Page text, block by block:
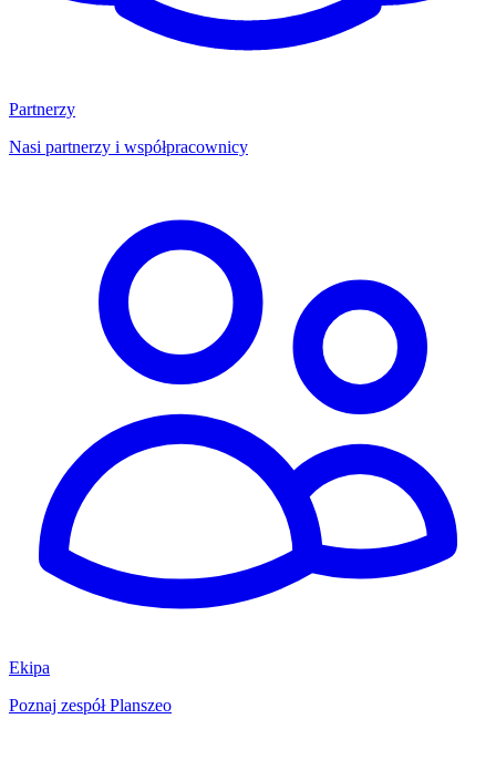
Partnerzy
Nasi partnerzy i współpracownicy
Ekipa
Poznaj zespół Planszeo